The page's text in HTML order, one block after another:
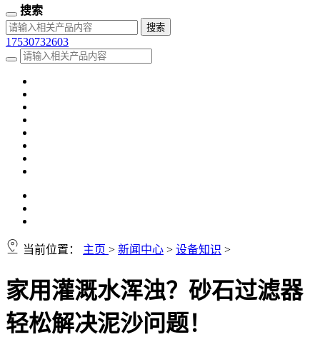
搜索
17530732603
当前位置： 主页 > 新闻中心 > 设备知识 >
家用灌溉水浑浊？砂石过滤器
轻松解决泥沙问题！